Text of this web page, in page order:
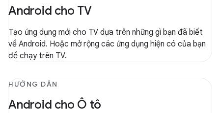
Android cho TV
Tạo ứng dụng mới cho TV dựa trên những gì bạn đã biết
về Android. Hoặc mở rộng các ứng dụng hiện có của bạn
để chạy trên TV.
HƯỚNG DẪN
Android cho Ô tô